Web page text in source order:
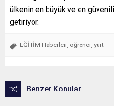
ülkenin en büyük ve en
getiriyor.
EĞİTİM Haberleri öğrenci yurt
Benzer Konular